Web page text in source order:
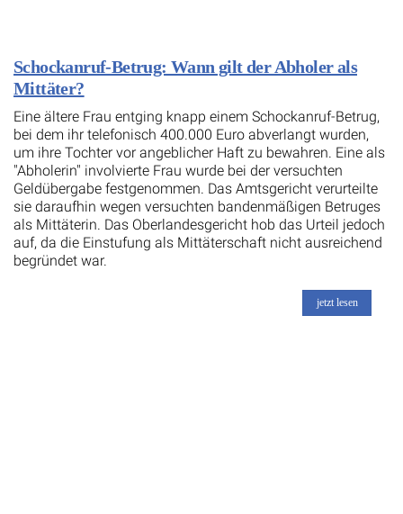
Schockanruf-Betrug: Wann gilt der Abholer als
Mittäter?
Eine ältere Frau entging knapp einem Schockanruf-Betrug,
bei dem ihr telefonisch 400.000 Euro abverlangt wurden,
um ihre Tochter vor angeblicher Haft zu bewahren. Eine als
"Abholerin" involvierte Frau wurde bei der versuchten
Geldübergabe festgenommen. Das Amtsgericht verurteilte
sie daraufhin wegen versuchten bandenmäßigen Betruges
als Mittäterin. Das Oberlandesgericht hob das Urteil jedoch
auf, da die Einstufung als Mittäterschaft nicht ausreichend
begründet war.
jetzt lesen